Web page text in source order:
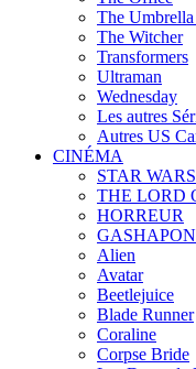
The
The Witcher
Transformers
Ultraman
Wednesday
Les autres
Autres US
CINÉMA
STAR WARS
THE LORD
HORREUR
Alien
Avatar
Beetlejuice
Blade Runner
Coraline
Corpse Bride